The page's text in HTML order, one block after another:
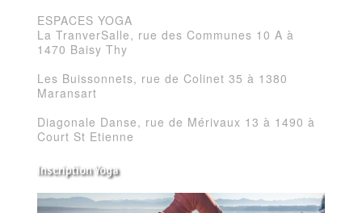
ESPACES YOGA
La TranverSalle, rue des Communes 10 A à
1470 Baisy Thy
Les Buissonnets, rue de Colinet 35 à 1380
Maransart
Diagonale Danse, rue de Mérivaux 13 à 1490 à
Court St Etienne
Inscription Yoga